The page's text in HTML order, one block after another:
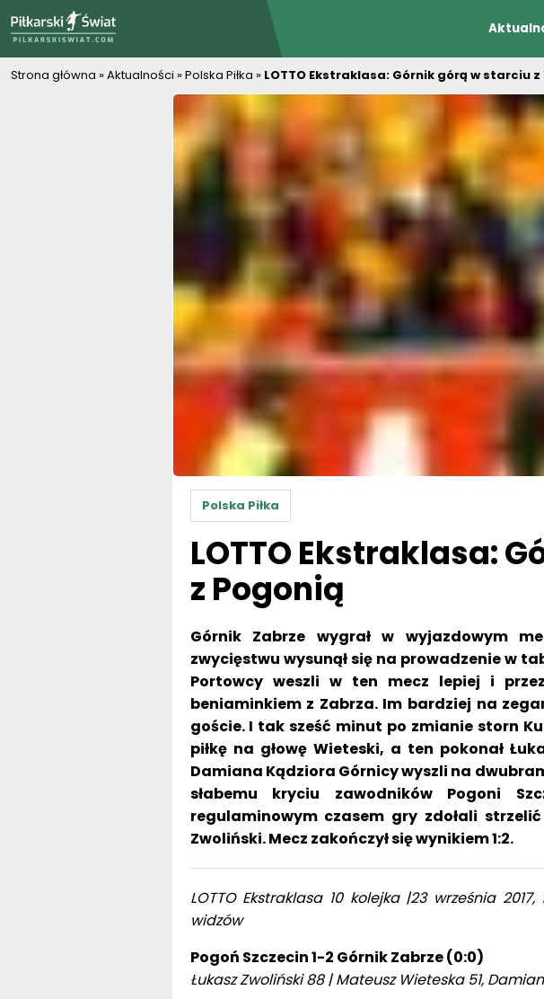
Strona główna »Aktualności »Polska Piłka » LOTTO Ekstraklasa: Górnik górą w starciu z
Polska Piłka
LOTTO Ekstraklasa:
z Pogonią
Górnik Zabrze wygrał w wyjazdowym
zwycięstwu wysunął się na prowadzenie w
Portowcy weszli w ten mecz lepiej i
beniaminkiem z Zabrza. Im bardziej na
goście. I tak sześć minut po zmianie storn
piłkę na głowę Wieteski, a ten pokonał
Damiana Kądziora Górnicy wyszli na
słabemu kryciu zawodników Pogoni
regulaminowym czasem gry zdołali
Zwoliński. Mecz zakończył się wynikiem 1:2.
LOTTO Ekstraklasa 10 kolejka |23 września
widzów
Pogoń Szczecin 1-2 Górnik Zabrze (0:0)
Łukasz Zwoliński 88 | Mateusz Wieteska 51,